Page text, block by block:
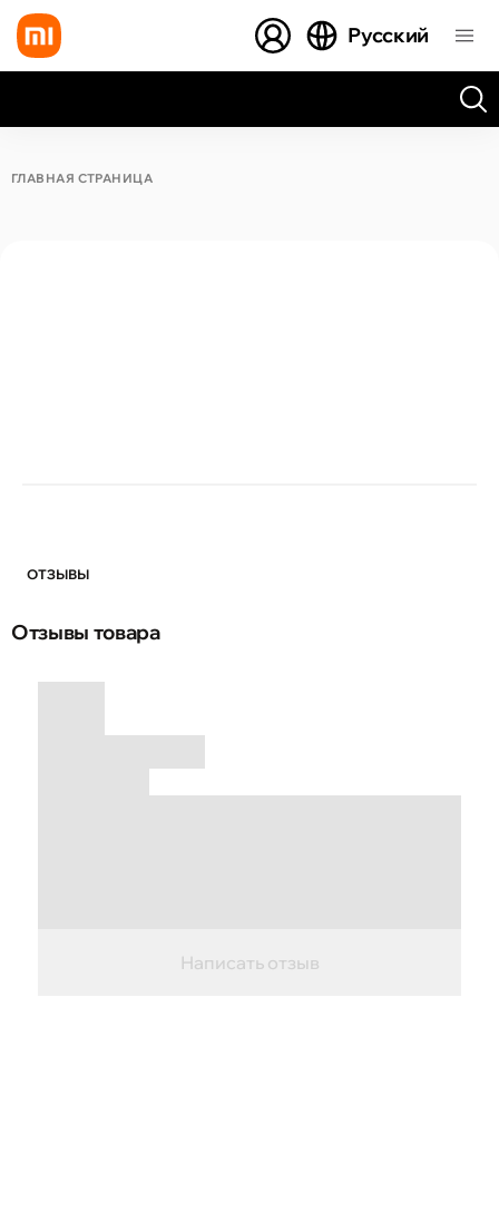
Русский
ГЛАВНАЯ СТРАНИЦА
ОТЗЫВЫ
Отзывы товара
Написать отзыв